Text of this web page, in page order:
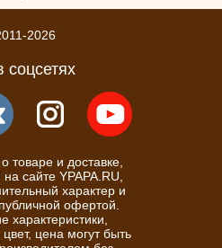
2026
и доставке,
сайте YPAPA.RU,
характер и
офертой.
характеристики,
цвет, цена могут быть